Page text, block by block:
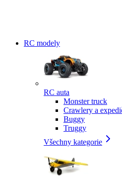
RC modely
RC auta
Monster truck
Crawlery a
Buggy
Truggy
Všechny kategorie